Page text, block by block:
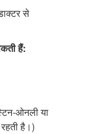
से
हैं:
ओनली या
है।)